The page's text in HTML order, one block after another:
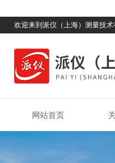
欢迎来到派仪（上海）测量技术
网站首页